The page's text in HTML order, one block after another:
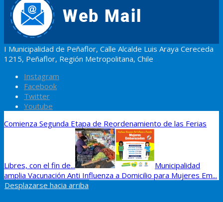
I Municipalidad de Peñaflor, Calle Alcalde Luis Araya Cereceda
1215, Peñaflor, Región Metropolitana, Chile
Instagram
Facebook
Twitter
Youtube
Comienza Segunda Etapa de Reordenamiento de las Ferias
Libres, con el fin de...
Municipalidad
amplia Vacunación Anti Influenza a Domicilio para Mujeres Em...
Desplazarse hacia arriba